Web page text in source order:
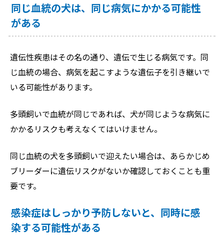
同じ血統の犬は、同じ病気にかかる可能性
がある
遺伝性疾患はその名の通り、遺伝で生じる病気です。同
じ血統の場合、病気を起こすような遺伝子を引き継いで
いる可能性があります。
多頭飼いで血統が同じであれば、犬が同じような病気に
かかるリスクも考えなくてはいけません。
同じ血統の犬を多頭飼いで迎えたい場合は、あらかじめ
ブリーダーに遺伝リスクがないか確認しておくことも重
要です。
感染症はしっかり予防しないと、同時に感
染する可能性がある